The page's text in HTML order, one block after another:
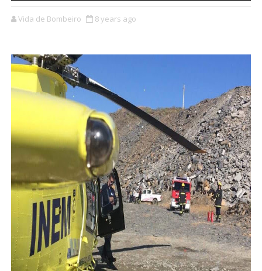
Vida de Bombeiro 8 years ago